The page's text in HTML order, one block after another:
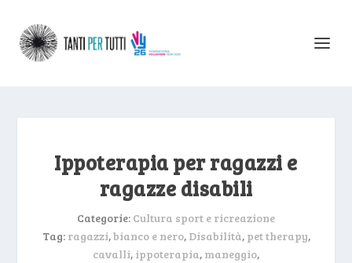
Ippoterapia per ragazzi e
ragazze disabili
Categorie: Cultura sport e ricreazione
Tag: ragazzi,bianco e nero, Disabilità, pet therapy,
cavalli, ippoterapia, maneggio,